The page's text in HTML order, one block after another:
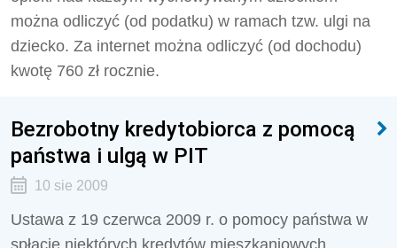
można odliczyć (od podatku) w ramach tzw. ulgi na
dziecko. Za internet można odliczyć (od dochodu)
kwotę 760 zł rocznie.
Bezrobotny kredytobiorca z pomocą
państwa i ulgą w PIT
10 sie 2009
Ustawa z 19 czerwca 2009 r. o pomocy państwa w
spłacie niektórych kredytów mieszkaniowych